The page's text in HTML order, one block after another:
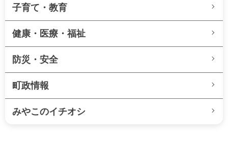
子育て・教育
健康・医療・福祉
防災・安全
町政情報
みやこのイチオシ